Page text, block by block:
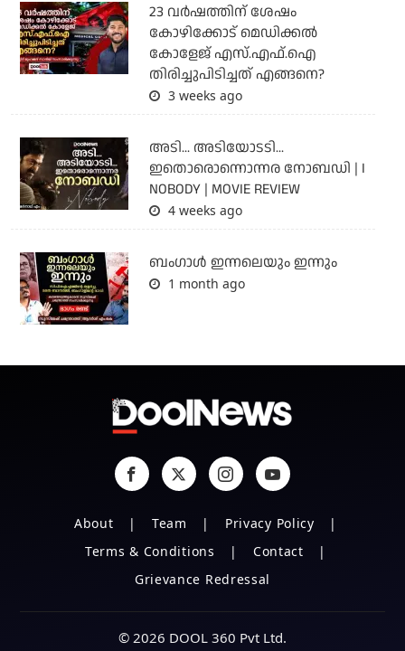
23 വർഷത്തിന് ശേഷം
കോഴിക്കോട് മെഡിക്കൽ
കോളേജ് എസ്.എഫ്.ഐ
തിരിച്ചുപിടിച്ചത് എങ്ങനെ?
3 weeks ago
അടി... അടിയോടടി...
ഇതൊരൊന്നൊന്നര നോബഡി | I
NOBODY | MOVIE REVIEW
4 weeks ago
ബംഗാള്‍ ഇന്നലെയും ഇന്നും
1 month ago
About Team
Privacy Policy
Terms & Conditions
Contact
Grievance Redressal
© 2026 DOOL 360 Pvt Ltd.